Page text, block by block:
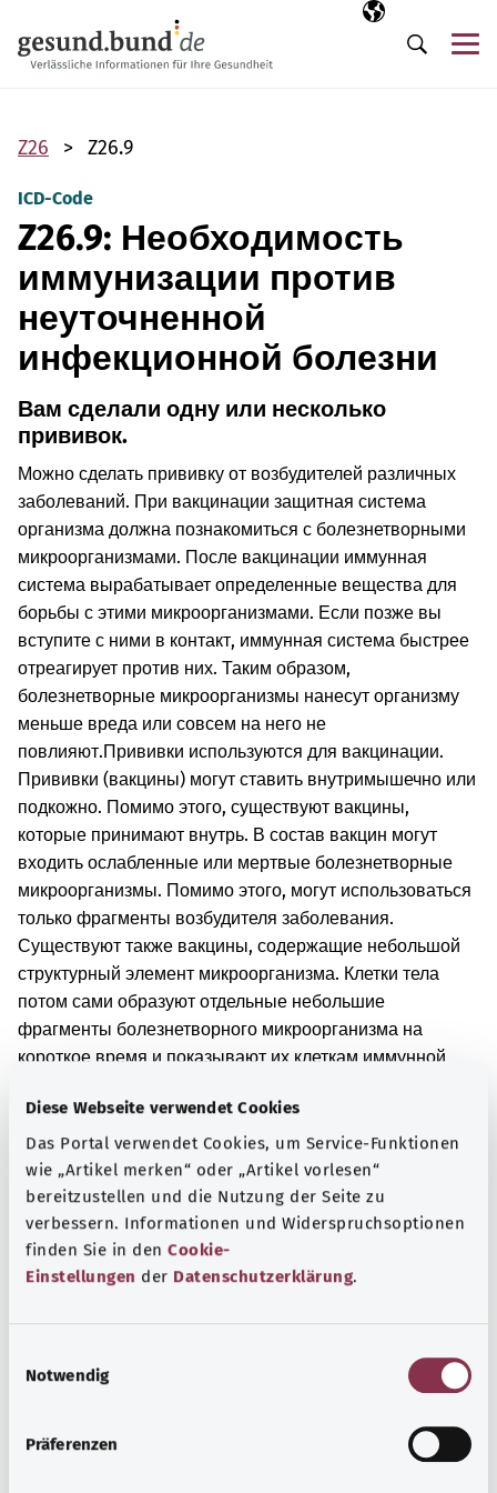
Diese Webseite verwendet Cookies
Das Portal verwendet Cookies, um Service-Funktionen
wie „Artikel merken“ oder „Artikel vorlesen“
bereitzustellen und die Nutzung der Seite zu
verbessern. Informationen und Widerspruchsoptionen
finden Sie in den Cookie-
Einstellungen der Datenschutzerklärung.
Notwendig
Präferenzen
Выбранный
RU
Поиск
Z26 Z26.9
ICD-Code
Z26.9: Необходимость
иммунизации против
неуточненной
инфекционной болезни
Вам сделали одну или несколько
прививок.
Можно сделать прививку от возбудителей различных
заболеваний. При вакцинации защитная система
организма должна познакомиться с болезнетворными
микроорганизмами. После вакцинации иммунная
система вырабатывает определенные вещества для
борьбы с этими микроорганизмами. Если позже вы
вступите с ними в контакт, иммунная система быстрее
отреагирует против них. Таким образом,
болезнетворные микроорганизмы нанесут организму
меньше вреда или совсем на него не
повлияют.Прививки используются для вакцинации.
Прививки (вакцины) могут ставить внутримышечно или
подкожно. Помимо этого, существуют вакцины,
которые принимают внутрь. В состав вакцин могут
входить ослабленные или мертвые болезнетворные
микроорганизмы. Помимо этого, могут использоваться
только фрагменты возбудителя заболевания.
Существуют также вакцины, содержащие небольшой
структурный элемент микроорганизма. Клетки тела
потом сами образуют отдельные небольшие
фрагменты болезнетворного микроорганизма на
короткое время и показывают их клеткам иммунной
повторно несколько раз в течение жизни, чтобы
защититься от возбудителей соответствующих
заболеваний на более длительный период времени.
Возбудителями заболеваний являются, например,
бактерии и вирусы. Если практически все люди в
обществе привиты от одной болезни, то вероятность
распространения этого заболевания значительно
заболевания.